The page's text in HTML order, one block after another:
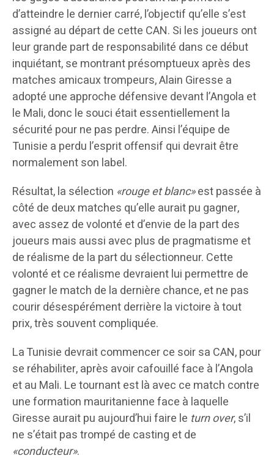
d’atteindre le dernier carré, l’objectif qu’elle s’est
assigné au départ de cette CAN. Si les joueurs ont
leur grande part de responsabilité dans ce début
inquiétant, se montrant présomptueux après des
matches amicaux trompeurs, Alain Giresse a
adopté une approche défensive devant l’Angola et
le Mali, donc le souci était essentiellement la
sécurité pour ne pas perdre. Ainsi l’équipe de
Tunisie a perdu l’esprit offensif qui devrait être
normalement son label.
Résultat, la sélection «rouge et blanc»est passée à
côté de deux matches qu’elle aurait pu gagner,
avec assez de volonté et d’envie de la part des
joueurs mais aussi avec plus de pragmatisme et
de réalisme de la part du sélectionneur. Cette
volonté et ce réalisme devraient lui permettre de
gagner le match de la dernière chance, et ne pas
courir désespérément derrière la victoire à tout
prix, très souvent compliquée.
La Tunisie devrait commencer ce soir sa CAN, pour
se réhabiliter, après avoir cafouillé face à l’Angola
et au Mali. Le tournant est là avec ce match contre
une formation mauritanienne face à laquelle
Giresse aurait pu aujourd’hui faire le turn over, s’il
ne s’était pas trompé de casting et de
«conducteur».